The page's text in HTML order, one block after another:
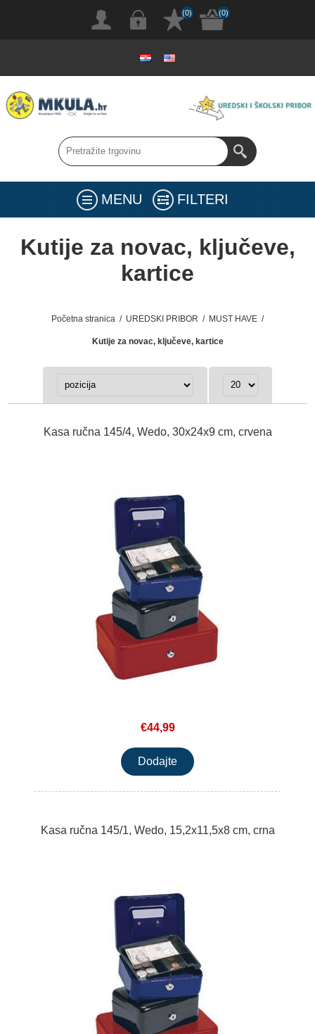
(0) (0)
MENU FILTERI
Kutije za novac, ključeve,
kartice
Početna stranica / UREDSKI PRIBOR / MUST HAVE /
Kutije za novac, ključeve, kartice
Kasa ručna 145/4, Wedo, 30x24x9 cm, crvena
€44,99
Kasa ručna 145/1, Wedo, 15,2x11,5x8 cm, crna